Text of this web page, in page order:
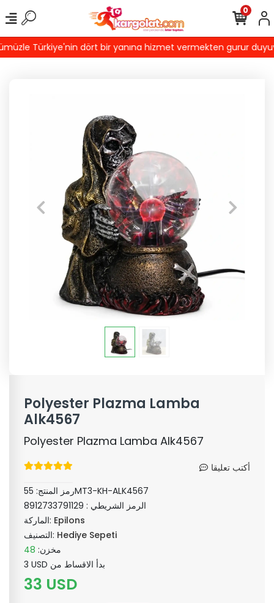
Türkiye'nin dört bir yanına hizmet vermekten gurur
0
Polyester Plazma Lamba
Alk4567
Polyester Plazma Lamba Alk4567
أكتب تعليقا
رمز المنتج:55MT3-KH-ALK4567
الرمز الشريطي : 8912733791129
الماركة: Epilons
التصنيف: Hediye Sepeti
مخزن: 48
3 USD بدأ الاقساط من
33 USD